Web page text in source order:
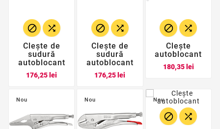
 
Clește de
sudură
autoblocant
176,25 lei
 
Clește de
sudură
autoblocant
176,25 lei
 
Clește
autoblocant
180,35 leiPret
Nou Nou Nou
 